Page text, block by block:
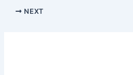
NEXT